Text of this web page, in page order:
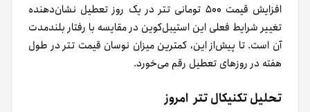
افزایش قیمت ۵۰۰ تومانی تتر در یک روز تعطیل نشان‌دهنده
تغییر شرایط فعلی این استیبل‌کوین در مقایسه با رفتار بلندمدت
آن است. تا پیش‌از این، کمترین میزان نوسان قیمت تتر در طول
هفته در روزهای تعطیل رقم می‌خورد.
تحلیل تکنیکال تتر امروز